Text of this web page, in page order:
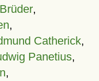
,
,
Catherick,
Panetius,
,